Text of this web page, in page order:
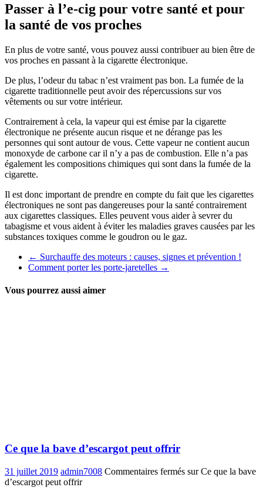
Passer à l’e-cig pour votre santé et pour
la santé de vos proches
En plus de votre santé, vous pouvez aussi contribuer au bien être de
vos proches en passant à la cigarette électronique.
De plus, l’odeur du tabac n’est vraiment pas bon. La fumée de la
cigarette traditionnelle peut avoir des répercussions sur vos
vêtements ou sur votre intérieur.
Contrairement à cela, la vapeur qui est émise par la cigarette
électronique ne présente aucun risque et ne dérange pas les
personnes qui sont autour de vous. Cette vapeur ne contient aucun
monoxyde de carbone car il n’y a pas de combustion. Elle n’a pas
également les compositions chimiques qui sont dans la fumée de la
cigarette.
Il est donc important de prendre en compte du fait que les cigarettes
électroniques ne sont pas dangereuses pour la santé contrairement
aux cigarettes classiques. Elles peuvent vous aider à sevrer du
tabagisme et vous aident à éviter les maladies graves causées par les
substances toxiques comme le goudron ou le gaz.
← Surchauffe des moteurs : causes, signes et prévention !
Comment porter les porte-jaretelles →
Vous pourrez aussi aimer
Ce que la bave d’escargot peut offrir
31 juillet 2019 admin7008 Commentaires fermés sur Ce que la bave
d’escargot peut offrir